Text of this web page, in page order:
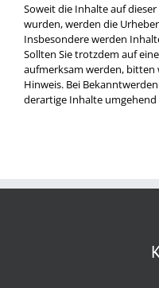
Soweit die Inhalte auf
wurden, werden die
Insbesondere werden
Sollten Sie trotzdem auf
aufmerksam werden,
Hinweis. Bei
derartige Inhalte